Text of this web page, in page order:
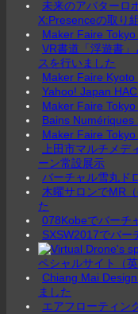
未来のアバターロ
X:Presenceの取り
Maker Faire
VR書道「浮遊書
スを行いました
Maker Faire Kyoto
Yahoo! Japan
Maker Faire Tokyo
Bains Numériques
Maker Faire Tokyo
上田市マルチメデ
ーン常設展示
バーチャル雪丸ド
木曜サロンでMR
た
078Kobeでバーチ
SXSW2017でバー
ペシャルサイト（
Chiang Mai Design
ました
エアフローティン